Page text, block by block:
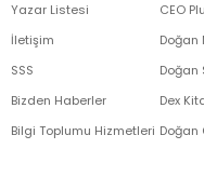
Yazar Listesi
İletişim
SSS
Bizden Haberler
Bilgi Toplumu Hizmetleri
CEO
Doğan
Doğan
Dex
Doğan